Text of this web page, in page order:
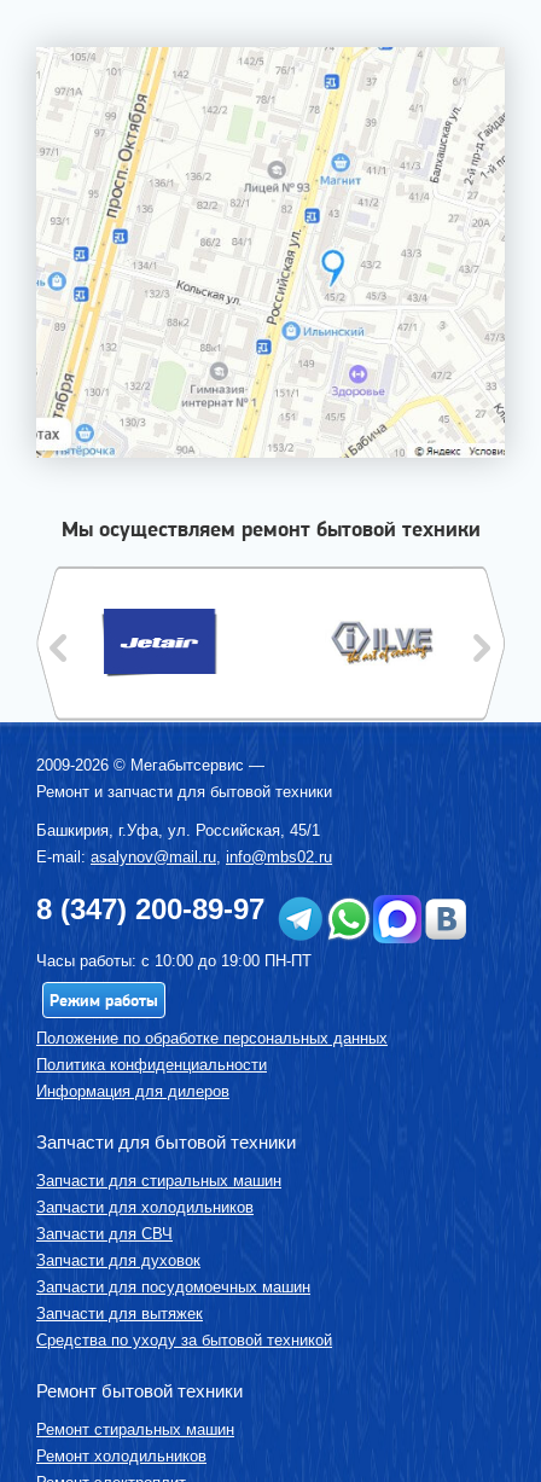
Мы осуществляем ремонт бытовой техники
2009-2026 © Мегабытсервис —
Ремонт и запчасти для бытовой техники
Башкирия, г.Уфа, ул. Российская, 45/1
E-mail: asalynov@mail.ru, info@mbs02.ru
8 (347) 200-89-97
Часы работы: с 10:00 до 19:00 ПН-ПТ
Режим работы
Положение по обработке персональных данных
Политика конфиденциальности
Информация для дилеров
Запчасти для бытовой техники
Запчасти для стиральных машин
Запчасти для холодильников
Запчасти для СВЧ
Запчасти для духовок
Запчасти для посудомоечных машин
Запчасти для вытяжек
Средства по уходу за бытовой техникой
Ремонт бытовой техники
Ремонт стиральных машин
Ремонт холодильников